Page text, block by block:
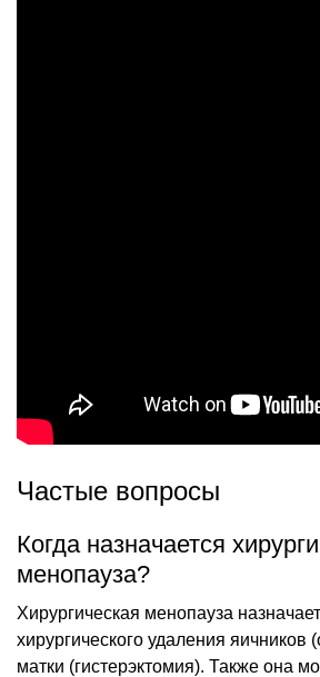
Частые вопросы
Когда назначается
менопауза?
Хирургическая менопауза
хирургического удаления яичников
матки (гистерэктомия). Также она